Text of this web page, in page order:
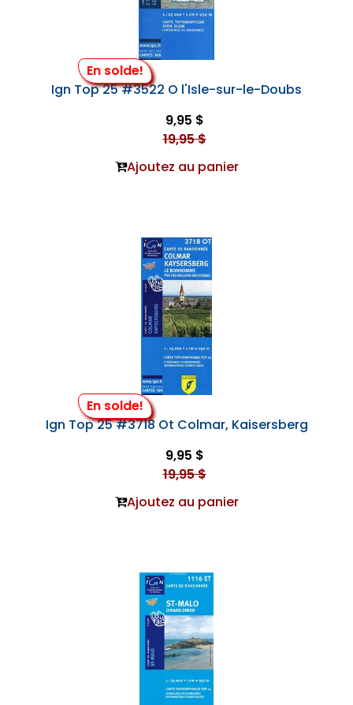
En solde!
Ign Top 25 #3522 O l'Isle-sur-le-Doubs
9,95 $
19,95 $
Ajoutez au panier
En solde!
Ign Top 25 #3718 Ot Colmar, Kaisersberg
9,95 $
19,95 $
Ajoutez au panier